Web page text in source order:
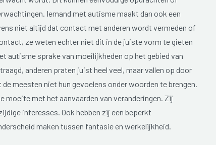
Iemand met autisme maakt dan ook een
niet altijd dat contact met anderen wordt vermeden of
ze weten echter niet dit in de juiste vorm te gieten
autisme sprake van moeilijkheden op het gebied van
anderen praten juist heel veel, maar vallen op door
meesten niet hun gevoelens onder woorden te brengen.
moeite met het aanvaarden van veranderingen. Zij
interesses. Ook hebben zij een beperkt
maken tussen fantasie en werkelijkheid.